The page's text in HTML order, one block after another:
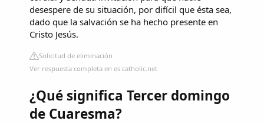
desespere de su situación, por difícil que ésta sea,
dado que la salvación se ha hecho presente en
Cristo Jesús.
Solicitud de eliminación
Ver respuesta completa en es.catholic.net
¿Qué significa Tercer domingo
de Cuaresma?